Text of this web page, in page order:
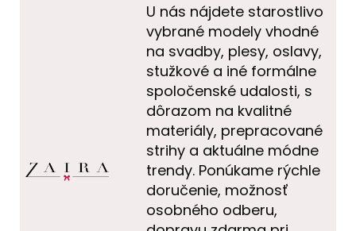
U nás nájdete starostlivo
vybrané modely vhodné
na svadby, plesy, oslavy,
stužkové a iné formálne
spoločenské udalosti, s
dôrazom na kvalitné
materiály, prepracované
strihy a aktuálne módne
trendy. Ponúkame rýchle
doručenie, možnosť
osobného odberu,